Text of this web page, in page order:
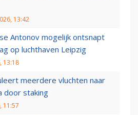
13:42
Antonov mogelijk ontsnapt
op luchthaven Leipzig
13:18
meerdere vluchten naar
door staking
11:57